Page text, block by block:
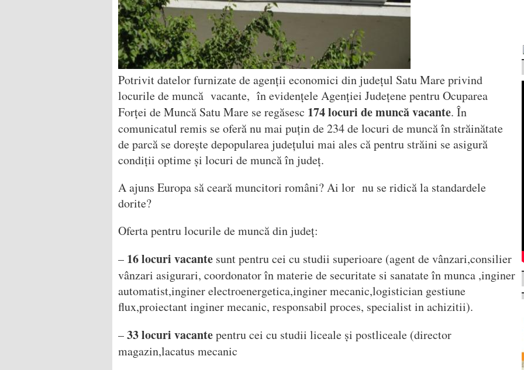
Potrivit datelor furnizate de agenții economici din județul Satu Mare privind
locurile de muncă vacante, în evidențele Agenției Județene pentru Ocuparea
Forței de Muncă Satu Mare se regăsesc 174 locuri de muncă vacante. În
comunicatul remis se oferă nu mai puțin de 234 de locuri de muncă în străinătate
de parcă se dorește depopularea județului mai ales că pentru străini se asigură
condiții optime și locuri de muncă în județ.
A ajuns Europa să ceară muncitori români? Ai lor nu se ridică la standardele
dorite?
Oferta pentru locurile de muncă din județ:
– 16locuri vacante sunt pentru cei cu studii superioare (agent de vânzari,consilier
vânzari asigurari, coordonator în materie de securitate si sanatate în munca ,inginer
automatist,inginer electroenergetica,inginer mecanic,logistician gestiune
flux,proiectant inginer mecanic, responsabil proces, specialist in achizitii).
–33 locuri vacantepentru cei cu studii liceale și postliceale (director
magazin,lacatus mecanic